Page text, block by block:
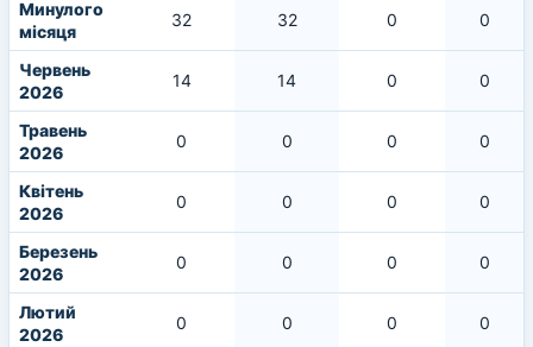
Минулого
місяця
32 32 0 0
Червень
2026
14 14 0 0
Травень
2026
0 0 0 0
Квітень
2026
0 0 0 0
Березень
2026
0 0 0 0
Лютий
2026
0 0 0 0